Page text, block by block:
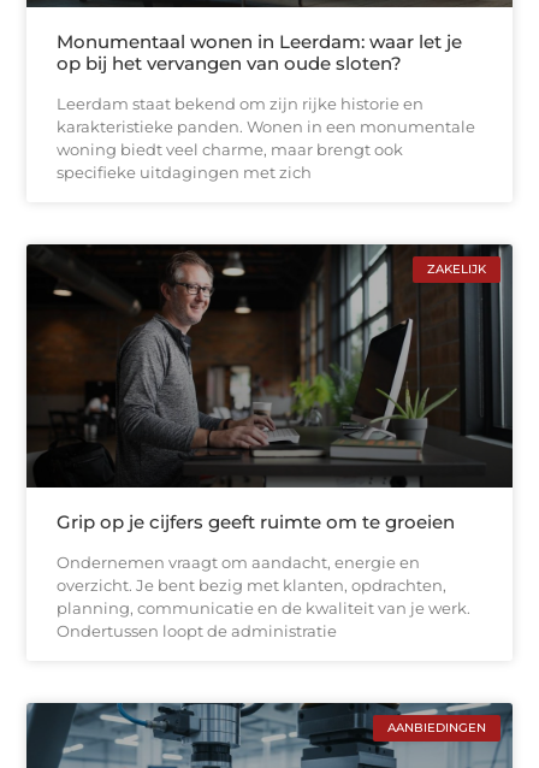
Monumentaal wonen in Leerdam: waar let je
op bij het vervangen van oude sloten?
Leerdam staat bekend om zijn rijke historie en
karakteristieke panden. Wonen in een monumentale
woning biedt veel charme, maar brengt ook
specifieke uitdagingen met zich
ZAKELIJK
Grip op je cijfers geeft ruimte om te groeien
Ondernemen vraagt om aandacht, energie en
overzicht. Je bent bezig met klanten, opdrachten,
planning, communicatie en de kwaliteit van je werk.
Ondertussen loopt de administratie
AANBIEDINGEN